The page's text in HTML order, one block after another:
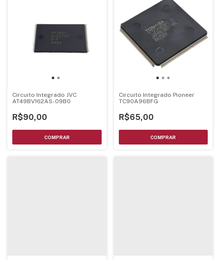
Circuito Integrado JVC
AT49BV162AS-09B0
R$90,00
Circuito Integrado Pioneer
TC90A96BFG
R$65,00